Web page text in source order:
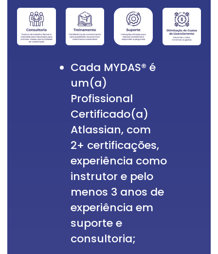
Cada MYDAS® é
um(a)
Profissional
Certificado(a)
Atlassian, com
2+ certificações,
experiência como
instrutor e pelo
menos 3 anos de
experiência em
suporte e
consultoria;